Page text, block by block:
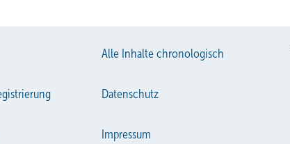
Alle Inhalte chronologisch
Datenschutz
Impressum